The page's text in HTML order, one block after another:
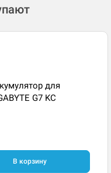
для
G7 KC
В корзину